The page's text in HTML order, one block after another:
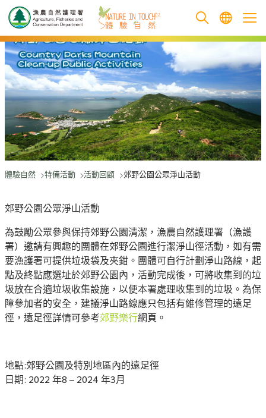
跳至主要內容
體驗自然 特備活動 活動回顧 郊野公園公眾淨山活動
郊野公園公眾淨山活動
為鼓勵公眾參與保持郊野公園清潔，漁農自然護理署（漁護
署）邀請有興趣的團體在郊野公園進行潔淨山徑活動，如有需
要漁護署可提供垃圾袋及夾鉗。團體可自行計劃淨山路線，起
點及終點應選址於郊野公園內，活動完成後，可將收集到的垃
圾放在合適垃圾收集設施，以便本署處理收集到的垃圾。為保
障參加者的安全，建議淨山路線應只包括有維修管理的遠足
徑，遠足徑詳情可參考郊野樂行網頁。
地點:郊野公園及特別地區內的遠足徑
日期: 2022 年8 – 2024 年3月